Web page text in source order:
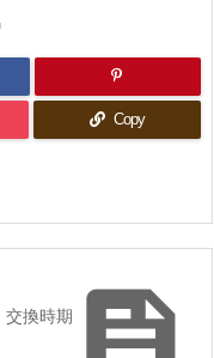
Copy

交換時期